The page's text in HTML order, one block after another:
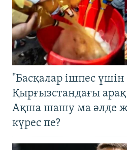
"Басқалар ішпес үшін
Қырғызстандағы
Ақша шашу ма әлде
күрес пе?